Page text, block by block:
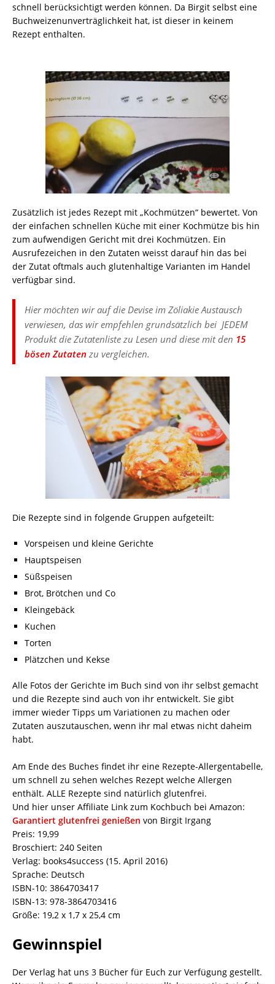
schnell berücksichtigt werden können. Da Birgit selbst eine
Buchweizenunverträglichkeit hat, ist dieser in keinem
Rezept enthalten.
Zusätzlich ist jedes Rezept mit „Kochmützen“ bewertet. Von
der einfachen schnellen Küche mit einer Kochmütze bis hin
zum aufwendigen Gericht mit drei Kochmützen. Ein
Ausrufezeichen in den Zutaten weisst darauf hin das bei
der Zutat oftmals auch glutenhaltige Varianten im Handel
verfügbar sind.
Hier möchten wir auf die Devise im Zöliakie Austausch
verwiesen, das wir empfehlen grundsätzlich bei JEDEM
Produkt die Zutatenliste zu Lesen und diese mit den 15
bösen Zutaten zu vergleichen.
Die Rezepte sind in folgende Gruppen aufgeteilt:
Vorspeisen und kleine Gerichte
Hauptspeisen
Süßspeisen
Brot, Brötchen und Co
Kleingebäck
Kuchen
Torten
Plätzchen und Kekse
Alle Fotos der Gerichte im Buch sind von ihr selbst gemacht
und die Rezepte sind auch von ihr entwickelt. Sie gibt
immer wieder Tipps um Variationen zu machen oder
Zutaten auszutauschen, wenn ihr mal etwas nicht daheim
habt.
Am Ende des Buches findet ihr eine Rezepte-Allergentabelle,
um schnell zu sehen welches Rezept welche Allergen
enthält. ALLE Rezepte sind natürlich glutenfrei.
Und hier unser Affiliate Link zum Kochbuch bei Amazon:
Garantiert glutenfrei genießen von Birgit Irgang
Preis: 19,99
Broschiert: 240 Seiten
Verlag: books4success (15. April 2016)
Sprache: Deutsch
ISBN-10: 3864703417
ISBN-13: 978-3864703416
Größe: 19,2 x 1,7 x 25,4 cm
Gewinnspiel
Der Verlag hat uns 3 Bücher für Euch zur Verfügung gestellt.